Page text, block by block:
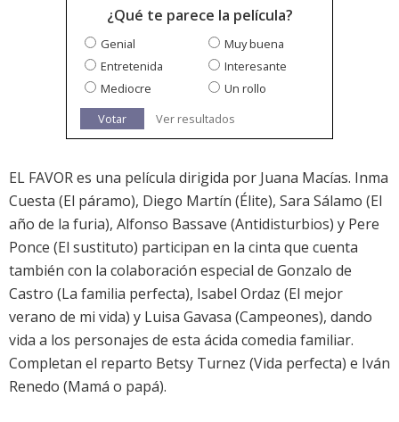
¿Qué te parece la película?
Genial
Muy buena
Entretenida
Interesante
Mediocre
Un rollo
Votar
Ver resultados
EL FAVOR es una película dirigida por Juana Macías. Inma
Cuesta (El páramo), Diego Martín (Élite), Sara Sálamo (El
año de la furia), Alfonso Bassave (Antidisturbios) y Pere
Ponce (El sustituto) participan en la cinta que cuenta
también con la colaboración especial de Gonzalo de
Castro (La familia perfecta), Isabel Ordaz (El mejor
verano de mi vida) y Luisa Gavasa (Campeones), dando
vida a los personajes de esta ácida comedia familiar.
Completan el reparto Betsy Turnez (Vida perfecta) e Iván
Renedo (Mamá o papá).